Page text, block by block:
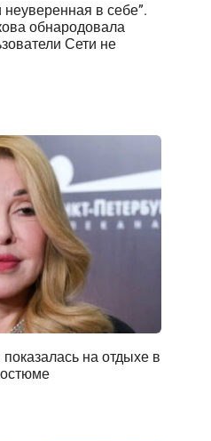
неуверенная в себе”.
обнародовала
Сети не
на отдыхе в